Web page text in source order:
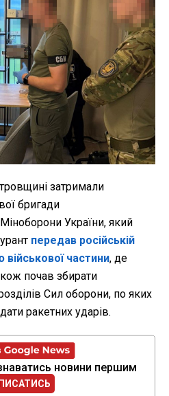
затримали
бригади
України, який
передав російській
частини, де
почав збирати
Сил оборони, по яких
ракетних ударів.
новини першим